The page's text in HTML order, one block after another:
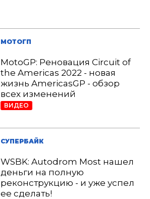
МОТОГП
MotoGP: Реновация Circuit of
the Americas 2022 - новая
жизнь AmericasGP - обзор
всех изменений
ВИДЕО
СУПЕРБАЙК
WSBK: Autodrom Most нашел
деньги на полную
реконструкцию - и уже успел
ее сделать!